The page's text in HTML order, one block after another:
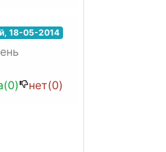
,18-05-2014
0) нет(0)